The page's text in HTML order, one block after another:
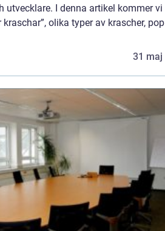
utvecklare. I denna artikel kommer
olika typer av krascher,
31 maj